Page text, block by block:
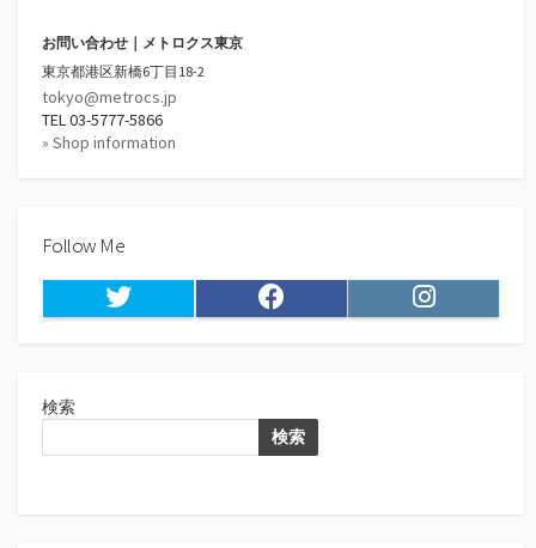
お問い合わせ｜メトロクス東京
東京都港区新橋6丁目18-2
tokyo@metrocs.jp
TEL 03-5777-5866
» Shop information
Follow Me
Twitter Facebook Instagram
検索
検索